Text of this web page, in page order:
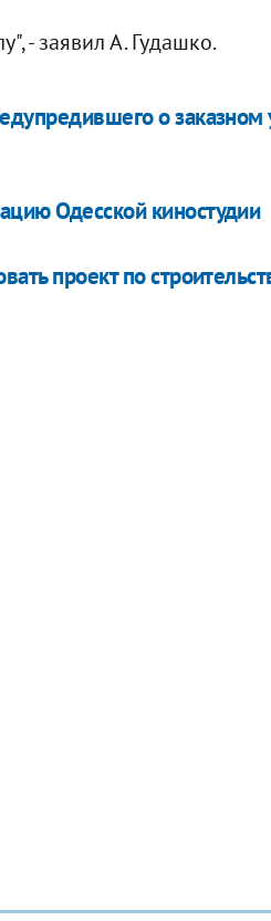
- заявил А. Гудашко.
о заказном
Одесской киностудии
проект по